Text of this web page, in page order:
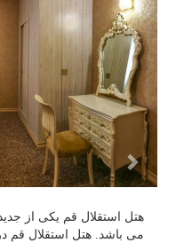
هتل
های
تبریز
هتل استقلال قم یکی از